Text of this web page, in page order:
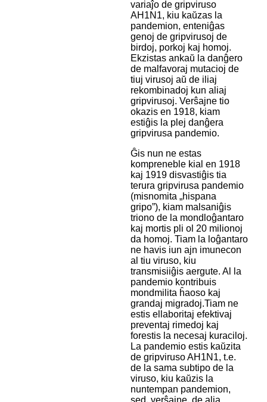
variaĵo de gripviruso
AH1N1, kiu kaŭzas la
pandemion, enteniĝas
genoj de gripvirusoj de
birdoj, porkoj kaj homoj.
Ekzistas ankaŭ la danĝero
de malfavoraj mutacioj de
tiuj virusoj aŭ de iliaj
rekombinadoj kun aliaj
gripvirusoj. Verŝajne tio
okazis en 1918, kiam
estiĝis la plej danĝera
gripvirusa pandemio.
Ĝis nun ne estas
kompreneble kial en 1918
kaj 1919 disvastiĝis tia
terura gripvirusa pandemio
(misnomita „hispana
gripo”), kiam malsaniĝis
triono de la mondloĝantaro
kaj mortis pli ol 20 milionoj
da homoj. Tiam la loĝantaro
ne havis iun ajn imunecon
al tiu viruso, kiu
transmisiiĝis aergute. Al la
pandemio kontribuis
mondmilita ĥaoso kaj
grandaj migradoj.Tiam ne
estis ellaboritaj efektivaj
preventaj rimedoj kaj
forestis la necesaj kuraciloj.
La pandemio estis kaŭzita
de gripviruso AH1N1, t.e.
de la sama subtipo de la
viruso, kiu kaŭzis la
nuntempan pandemion,
sed, verŝajne, de alia